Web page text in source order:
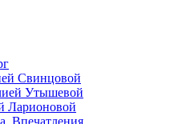
Свинцовой
Утышевой
Ларионовой